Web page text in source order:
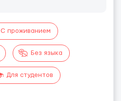
С проживанием
Без языка
Для студентов